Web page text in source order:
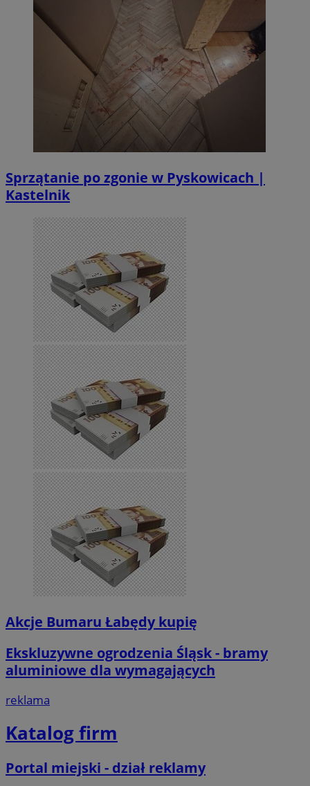
Sprzątanie po zgonie w Pyskowicach |
Kastelnik
Akcje Bumaru Łabędy kupię
Ekskluzywne ogrodzenia Śląsk - bramy
aluminiowe dla wymagających
reklama
Katalog firm
Portal miejski - dział reklamy